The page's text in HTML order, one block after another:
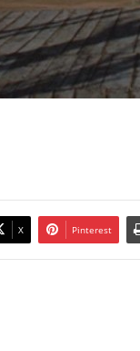
X Pinterest